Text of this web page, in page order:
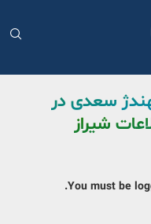
سعدی در
شیراز
You must be